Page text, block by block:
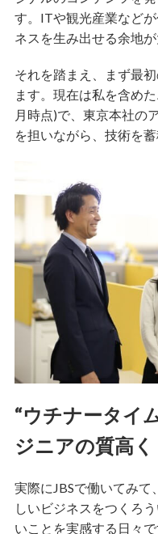
す。ITや観光産業など
ネスを生み出せる余地
それを踏まえ、まず最
ます。現在は私を含め
月時点)で、東京本社の
を担いながら、技術を
“ウチナータイ
ジニアの質高く
実際にJBSで働いてみ
しいビジネスをつくろ
いことを実感する日々